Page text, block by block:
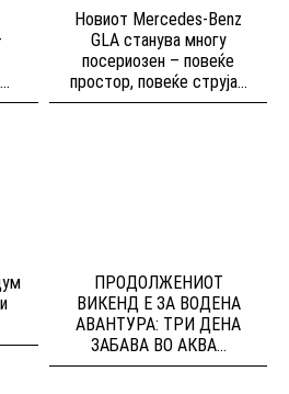
Новиот Mercedes-Benz
GLA станува многу
посериозен – повеќе
простор, повеќе струја...
ПРОДОЛЖЕНИОТ
ВИКЕНД Е ЗА ВОДЕНА
АВАНТУРА: ТРИ ДЕНА
ЗАБАВА ВО АКВА...